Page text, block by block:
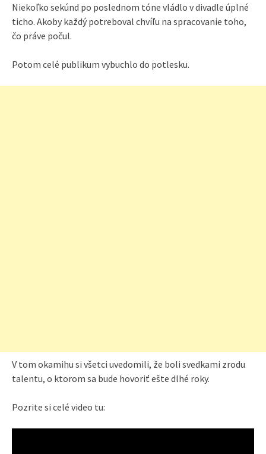
Niekoľko sekúnd po poslednom tóne vládlo v divadle úplné
ticho. Akoby každý potreboval chvíľu na spracovanie toho,
čo práve počul.
Potom celé publikum vybuchlo do potlesku.
V tom okamihu si všetci uvedomili, že boli svedkami zrodu
talentu, o ktorom sa bude hovoriť ešte dlhé roky.
Pozrite si celé video tu: